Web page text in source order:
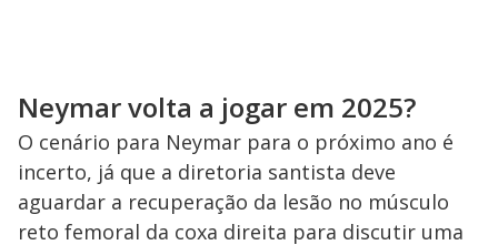
Neymar volta a jogar em 2025?
O cenário para Neymar para o próximo ano é
incerto, já que a diretoria santista deve
aguardar a recuperação da lesão no músculo
reto femoral da coxa direita para discutir uma